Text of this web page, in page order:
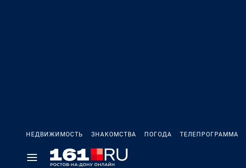
НЕДВИЖИМОСТЬ ЗНАКОМСТВА ПОГОДА ТЕЛЕПРОГРАММА